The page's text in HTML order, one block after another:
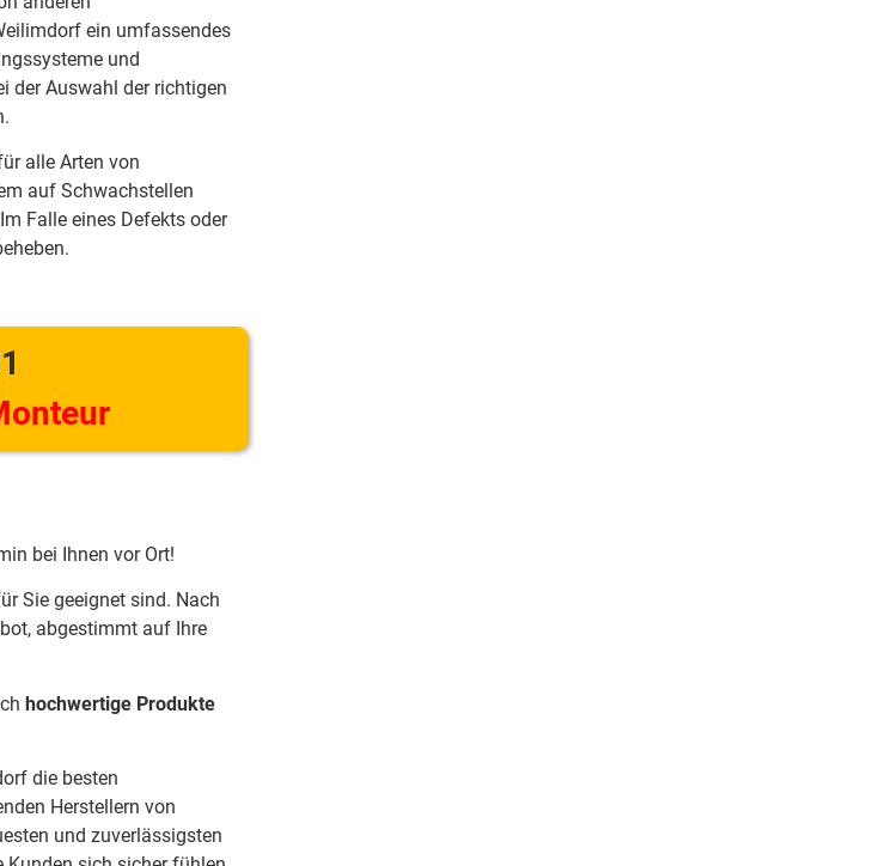
ein umfassendes
und
der Auswahl der richtigen
alle Arten von
auf Schwachstellen
Falle eines Defekts oder
bei Ihnen vor Ort!
Sie geeignet sind. Nach
abgestimmt auf Ihre
hochwertige Produkte
die besten
Herstellern von
und zuverlässigsten